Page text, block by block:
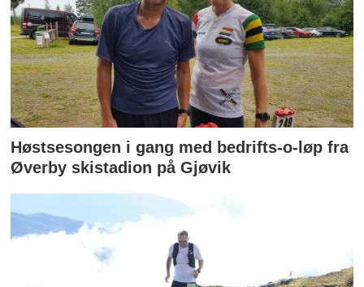
Høstsesongen i gang med bedrifts-o-løp fra
Øverby skistadion på Gjøvik